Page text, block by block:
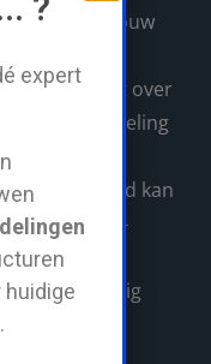
Industriebouw
voor al uw
beschikt over
lasafdeling
wat
gerealiseerd kan
is CCL-
in
vakkundig
expert
huidige